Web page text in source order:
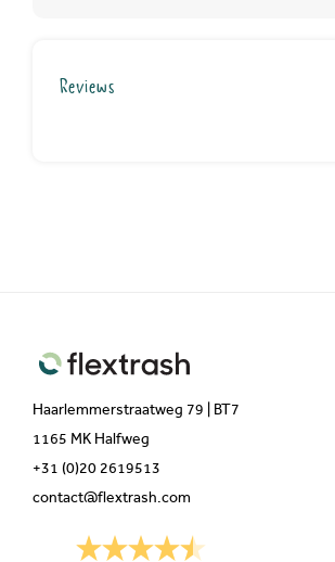
Reviews
Haarlemmerstraatweg 79 | BT7
1165 MK Halfweg
+31 (0)20 2619513
contact@flextrash.com